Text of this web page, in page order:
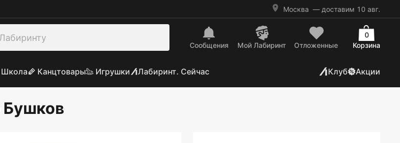
Москва — доставим 10 авг.
Сообщения Mой Лабиринт Отложенные Корзина
0
Школа Канцтовары Игрушки Лабиринт. Сейчас Клуб Акции
Бушков